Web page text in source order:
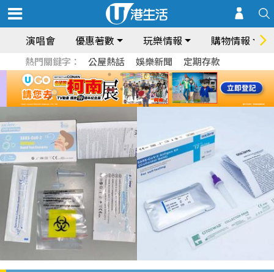
演唱會 優惠著數 玩樂情報 購物情報
熱門關鍵字： 公屋熱話 娛樂新聞 定期存款